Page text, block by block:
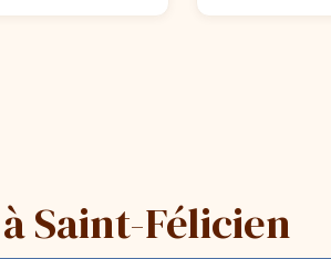
Saint-Félicien